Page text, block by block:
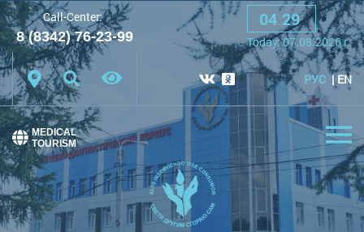
Font: A A A
Color scheme: White scheme Black scheme
Regular site
Call-Center:
8 (8342) 76-23-99
04:29
Today:07.08.2026г.
РУС EN
MEDICAL
TOURISM